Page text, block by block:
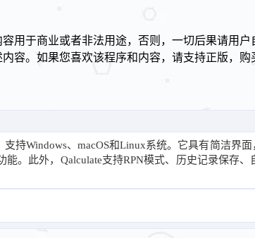
用于商业或者非法用途，否则，一切后果请用
容。如果您喜欢该程序和内容，请支持正版，
持Windows、macOS和Linux系统。它具有简洁
。此外，Qalculate支持RPN模式、历史记录保存